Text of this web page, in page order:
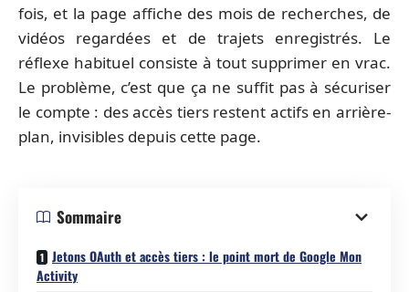
fois, et la page affiche des mois de recherches, de
vidéos regardées et de trajets enregistrés. Le
réflexe habituel consiste à tout supprimer en vrac.
Le problème, c’est que ça ne suffit pas à sécuriser
le compte : des accès tiers restent actifs en arrière-
plan, invisibles depuis cette page.
Sommaire
Jetons OAuth et accès tiers : le point mort de Google Mon
Activity